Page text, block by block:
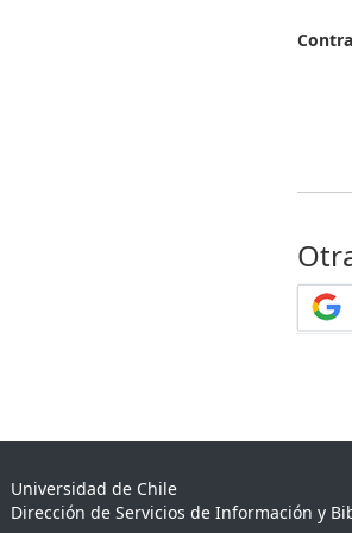
Universidad de Chile
Dirección de Servicios de Información y